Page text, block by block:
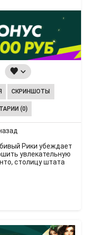
СКРИНШОТЫ
(0)
Рики убеждает
увлекательную
столицу штата